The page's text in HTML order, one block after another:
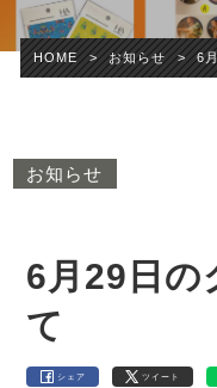
HOME > お知らせ > 6
お知らせ
6月29日の
て
シェア ツイート